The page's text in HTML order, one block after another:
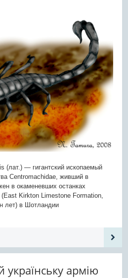
(лат.) — гигантский ископаемый
Centromachidae, живший в
в окаменевших останках
(East Kirkton Limestone Formation,
лет) в Шотландии
українську армію